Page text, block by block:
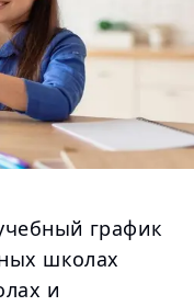
график
школах
и